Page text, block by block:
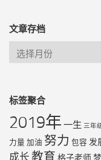
文章存档
标签聚合
2019年 一生 三年
力量 加油 努力 包容 发
成长 教育 格子老师